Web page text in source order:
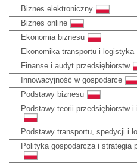
Biznes elektroniczny
Biznes online
Ekonomia biznesu
Ekonomika transportu i logistyka
Finanse i audyt przedsiębiorstw
Innowacyjność w gospodarce
Podstawy biznesu
Podstawy teorii przedsiębiorstw i
Podstawy transportu, spedycji i
Polityka gospodarcza i strategia